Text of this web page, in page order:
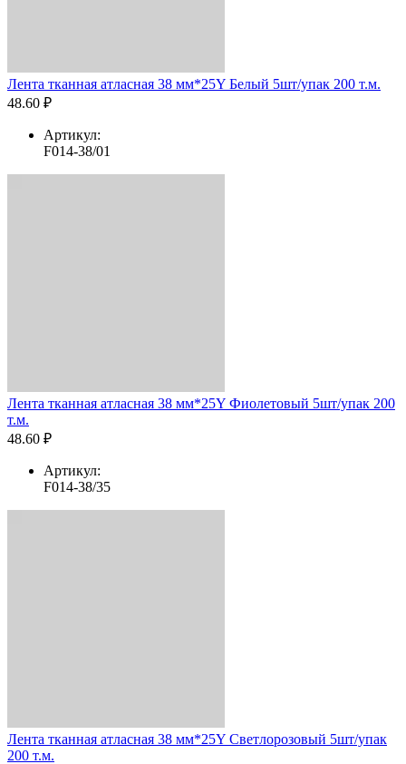
Лента тканная атласная 38 мм*25Y Белый 5шт/упак 200 т.м.
48.60 ₽
Артикул:
F014-38/01
Лента тканная атласная 38 мм*25Y Фиолетовый 5шт/упак 200
т.м.
48.60 ₽
Артикул:
F014-38/35
Лента тканная атласная 38 мм*25Y Светлорозовый 5шт/упак
200 т.м.